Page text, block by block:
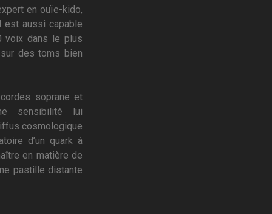
en ouïe-kido,
est aussi capable
voix dans le plus
des toms bien
soprane et
sensibilité lui
cosmologique
d’un quark à
en matière de
pastille distante